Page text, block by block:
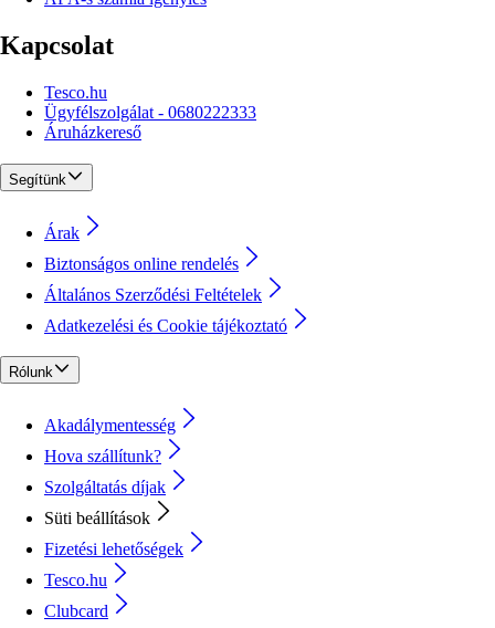
Kapcsolat
Tesco.hu
Ügyfélszolgálat - 0680222333
Áruházkereső
Segítünk
Árak
Biztonságos online rendelés
Általános Szerződési Feltételek
Adatkezelési és Cookie tájékoztató
Rólunk
Akadálymentesség
Hova szállítunk?
Szolgáltatás díjak
Süti beállítások
Fizetési lehetőségek
Tesco.hu
Clubcard